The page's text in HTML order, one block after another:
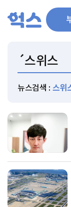
뉴스검색 : 스위